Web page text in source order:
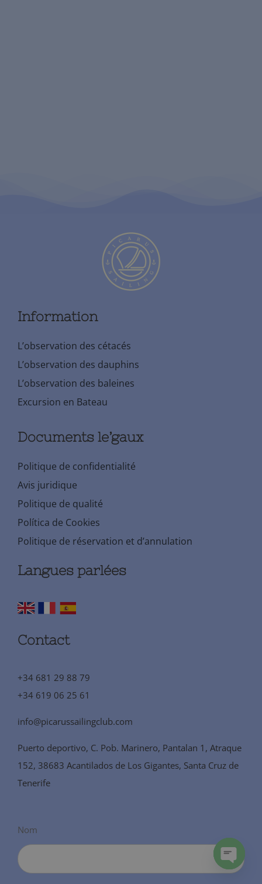
Information
L’observation des cétacés
L’observation des dauphins
L’observation des baleines
Excursion en Bateau
Documents le’gaux
Politique de confidentialité
Avis juridique
Politique de qualité
Política de Cookies
Politique de réservation et d’annulation
Langues parlées
Contact
+34 681 29 88 79
+34 619 06 25 61
info@picarussailingclub.com
Puerto deportivo, C. Pob. Marinero, Pantalan 1, Atraque
152, 38683 Acantilados de Los Gigantes, Santa Cruz de
Tenerife
Nom
Open